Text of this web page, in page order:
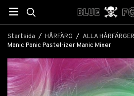
Startsida / HÅRFÄRG / ALLA HÅRFÄRGER
Manic Panic Pastel-izer Manic Mixer